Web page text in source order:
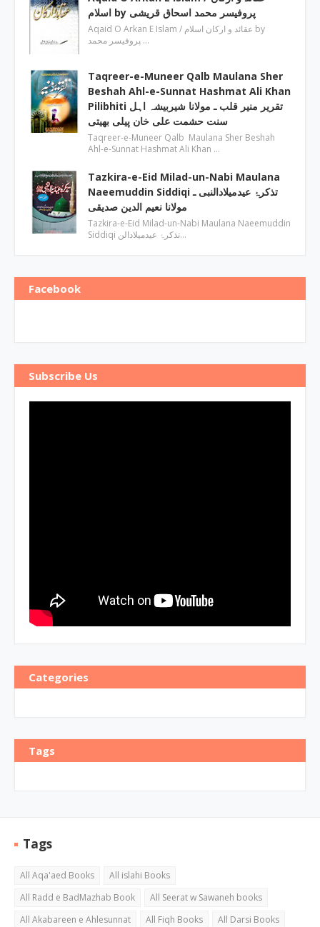
اسلام by پروفیسر محمد اسحاق قریشی
Aqaid O Arkan E Islam / عقائد و ارکان اسلام by
پروفیسر محمد …
Taqreer-e-Muneer Qalb Maulana Sher
Beshah Ahl-e-Sunnat Hashmat Ali Khan
Pilibhiti تقریر منیر قلب ـ مولانا شیربیشہ اہل
سنت حشمت علی خان پیلی بھیتی
Taqreer-e-Muneer Qalb Maulana Sher Beshah
Ahl-e-Sunnat Hashmat Ali Khan …
Tazkira-e-Eid Milad-un-Nabi Maulana
Naeemuddin Siddiqi تذکرۂ عیدمیلادالنبی ـ
مولانا نعیم الدین صدیقی
Tazkira-e-Eid Milad-un-Nabi Maulana Naeemuddin
Siddiqi تذکرۂ عیدمیلادالن…
Facebook
Subscribe Us
Categories
Tags
Tags
All Aqa'aed Books
All islahi Books
All Radd e BadMazhab Book
All Seerat w Sawaneh books
All Akabareen e Ahlesunnat
All Fiqh Books
All Darsi Books